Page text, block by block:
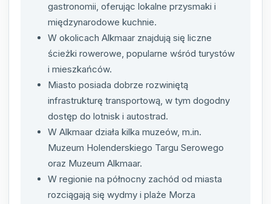
gastronomii, oferując lokalne przysmaki i
międzynarodowe kuchnie.
W okolicach Alkmaar znajdują się liczne
ścieżki rowerowe, popularne wśród turystów
i mieszkańców.
Miasto posiada dobrze rozwiniętą
infrastrukturę transportową, w tym dogodny
dostęp do lotnisk i autostrad.
W Alkmaar działa kilka muzeów, m.in.
Muzeum Holenderskiego Targu Serowego
oraz Muzeum Alkmaar.
W regionie na północny zachód od miasta
rozciągają się wydmy i plaże Morza